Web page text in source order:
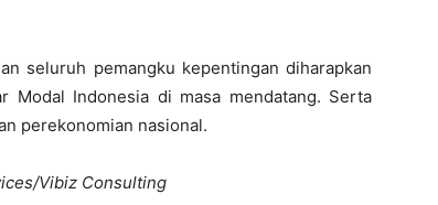
seluruh pemangku kepentingan diharapkan
Modal Indonesia di masa mendatang. Serta
perekonomian nasional.
Vibiz Consulting